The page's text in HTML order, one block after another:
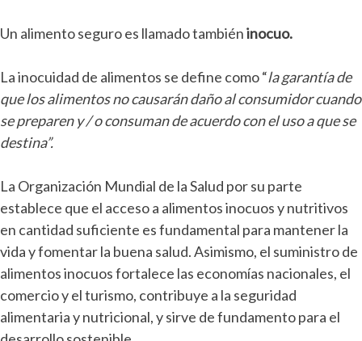
Un alimento seguro es llamado tambiéninocuo.
La inocuidad de alimentos se define como “la garantía de
que los alimentos no causarán daño al consumidor cuando
se preparen y / o consuman de acuerdo con el uso a que se
destina”.
La Organización Mundial de la Salud por su parte
establece que el acceso a alimentos inocuos y nutritivos
en cantidad suficiente es fundamental para mantener la
vida y fomentar la buena salud. Asimismo, el suministro de
alimentos inocuos fortalece las economías nacionales, el
comercio y el turismo, contribuye a la seguridad
alimentaria y nutricional, y sirve de fundamento para el